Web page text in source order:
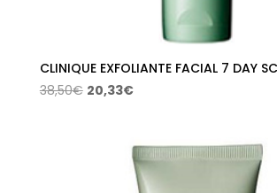
CLINIQUE EXFOLIANTE FACIAL 7 DAY
38,50€ El
20,33€El
es:
20,33€.